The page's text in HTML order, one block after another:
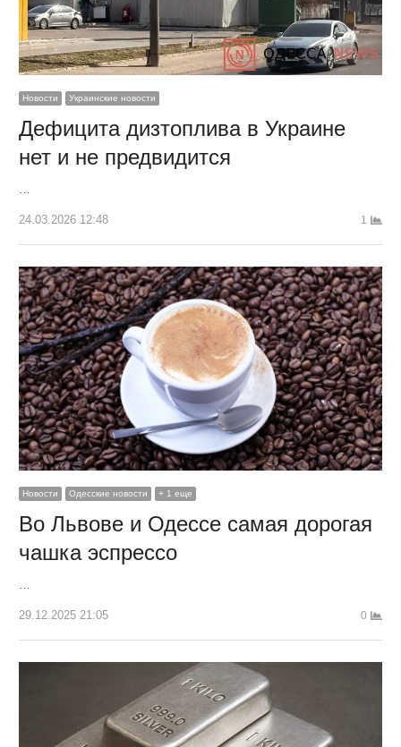
Новости Украинские новости
Дефицита дизтоплива в Украине
нет и не предвидится
24.03.2026 12:48 1
Новости Одесские новости + 1 еще
Во Львове и Одессе самая дорогая
чашка эспрессо
…
29.12.2025 21:05 0